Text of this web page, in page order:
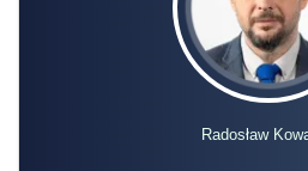
Radosław